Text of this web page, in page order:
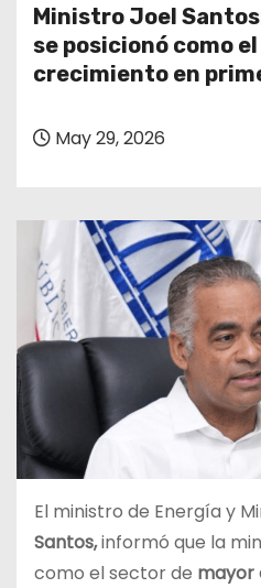
Ministro Joel
se posicionó como
crecimiento en
May 29, 2026
El ministro de Energía y
Santos,informó que la
como el sector de mayor